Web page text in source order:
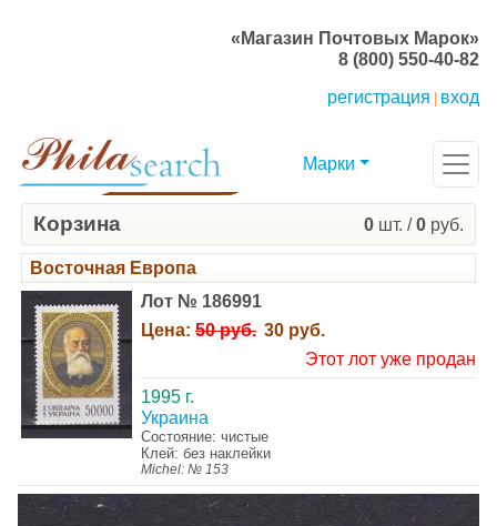
«Магазин Почтовых Марок»
8 (800) 550-40-82
регистрация
вход
Марки
Корзина 0 шт. /0 руб.
Восточная Европа
Лот № 186991
Цена: 50 руб. 30 руб.
Этот лот уже продан
1995 г.
Украина
Состояние: чистые
Клей: без наклейки
Michel: № 153